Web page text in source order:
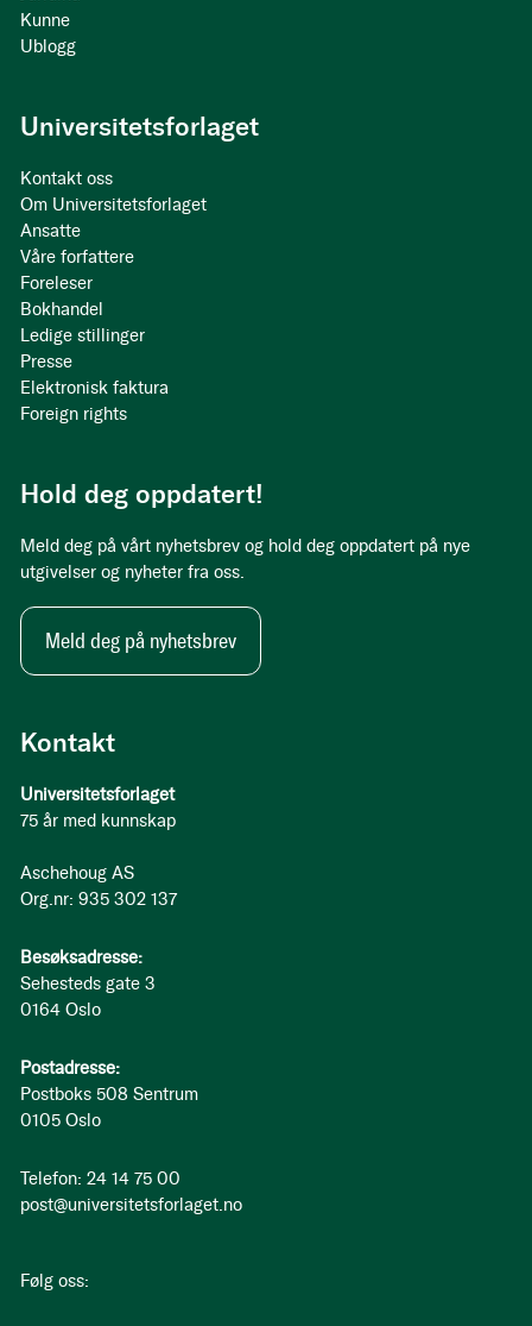
Kontakt
Universitetsforlaget
75 år med kunnskap
Aschehoug AS
Org.nr: 935 302 137
Besøksadresse:
Sehesteds gate 3
0164 Oslo
Postadresse:
Postboks 508 Sentrum
0105 Oslo
Telefon: 24 14 75 00
post@universitetsforlaget.no
Følg oss:
Kunne
Ublogg
Universitetsforlaget
Kontakt oss
Om Universitetsforlaget
Ansatte
Våre forfattere
Foreleser
Bokhandel
Ledige stillinger
Presse
Elektronisk faktura
Foreign rights
Hold deg oppdatert!
Meld deg på vårt nyhetsbrev og hold deg oppdatert på nye
utgivelser og nyheter fra oss.
Meld deg på nyhetsbrev